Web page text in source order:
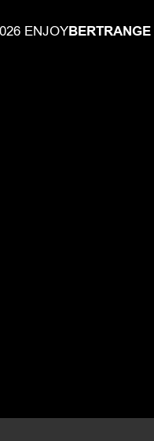
ENJOYBERTRANGE